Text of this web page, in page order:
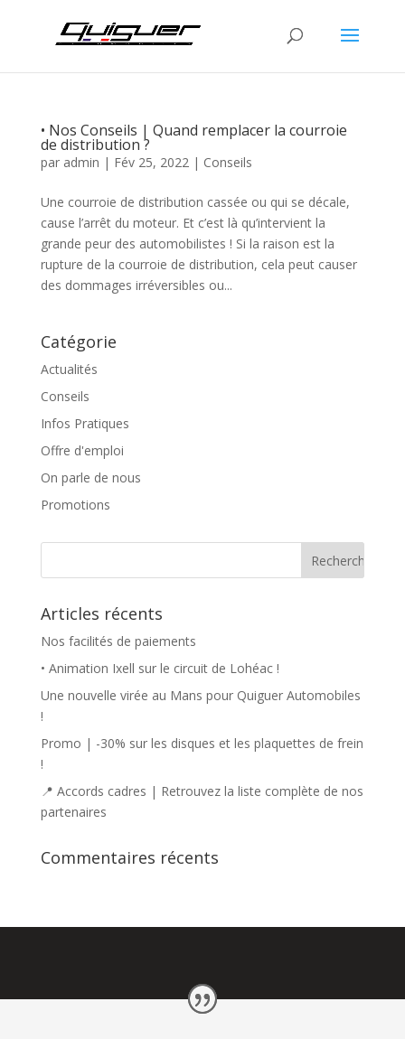
• Nos Conseils | Quand remplacer la courroie
de distribution ?
par admin | Fév 25, 2022| Conseils
Une courroie de distribution cassée ou qui se décale,
cause l’arrêt du moteur. Et c’est là qu’intervient la
grande peur des automobilistes ! Si la raison est la
rupture de la courroie de distribution, cela peut causer
des dommages irréversibles ou...
Catégorie
Actualités
Conseils
Infos Pratiques
Offre d'emploi
On parle de nous
Promotions
Articles récents
Nos facilités de paiements
• Animation Ixell sur le circuit de Lohéac !
Une nouvelle virée au Mans pour Quiguer Automobiles
!
Promo | -30% sur les disques et les plaquettes de frein
!
📍 Accords cadres | Retrouvez la liste complète de nos
partenaires
Commentaires récents